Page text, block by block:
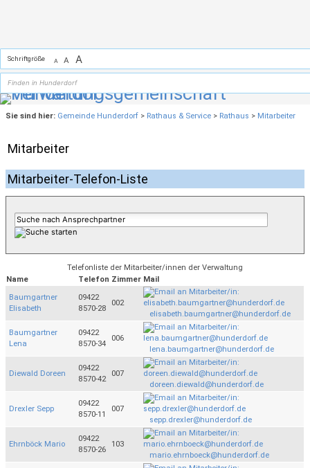
Schriftgröße A A A
Sie sind hier: Gemeinde Hunderdorf > Rathaus & Service > Rathaus > Mitarbeiter
Mitarbeiter
Mitarbeiter-Telefon-Liste
Telefonliste der Mitarbeiter/innen der Verwaltung
Name
Telefon Zimmer Mail
Baumgartner
Elisabeth
09422
8570-28
002
elisabeth.baumgartner@hunderdorf.de
Baumgartner
Lena
09422
8570-34
006
lena.baumgartner@hunderdorf.de
Diewald Doreen
09422
8570-42
007
doreen.diewald@hunderdorf.de
Drexler Sepp
09422
8570-11
007
sepp.drexler@hunderdorf.de
Ehrnböck Mario
09422
8570-26
103
mario.ehrnboeck@hunderdorf.de